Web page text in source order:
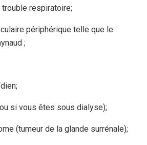
trouble respiratoire;
périphérique telle que le
;
si vous êtes sous dialyse);
(tumeur de la glande surrénale);